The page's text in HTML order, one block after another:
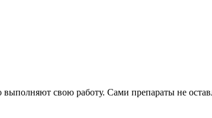
свою работу. Сами препараты не